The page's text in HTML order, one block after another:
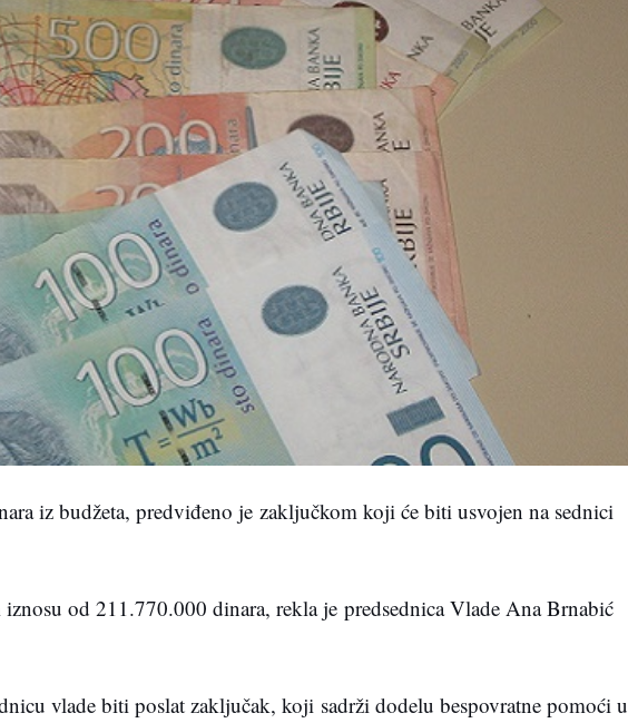
iz budžeta, predviđeno je zaključkom koji će biti usvojen na sednici
od 211.770.000 dinara, rekla je predsednica Vlade Ana Brnabić
vlade biti poslat zaključak, koji sadrži dodelu bespovratne pomoći u